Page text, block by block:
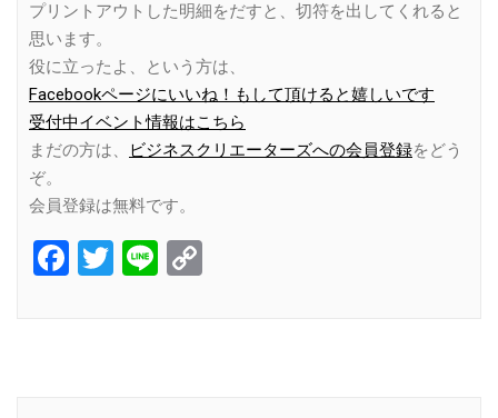
プリントアウトした明細をだすと、切符を出してくれると
思います。
役に立ったよ、という方は、
Facebookページにいいね！もして頂けると嬉しいです
受付中イベント情報はこちら
まだの方は、
ビジネスクリエーターズへの会員登録をどう
ぞ。
会員登録は無料です。
Facebook
Twitter
Line